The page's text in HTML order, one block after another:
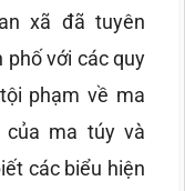
xã đã tuyên
phố với các quy
phạm về ma
của ma túy và
các biểu hiện